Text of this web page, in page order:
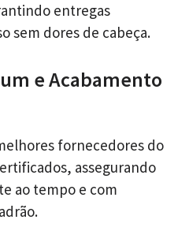
entregas
sem dores de cabeça.
e Acabamento
fornecedores do
assegurando
ao tempo e com